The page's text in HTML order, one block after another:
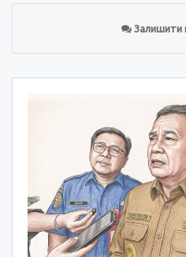
Залишити